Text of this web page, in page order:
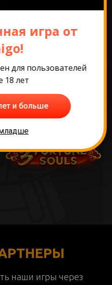
наши игры через
игра от
для пользователей
18 лет
и больше